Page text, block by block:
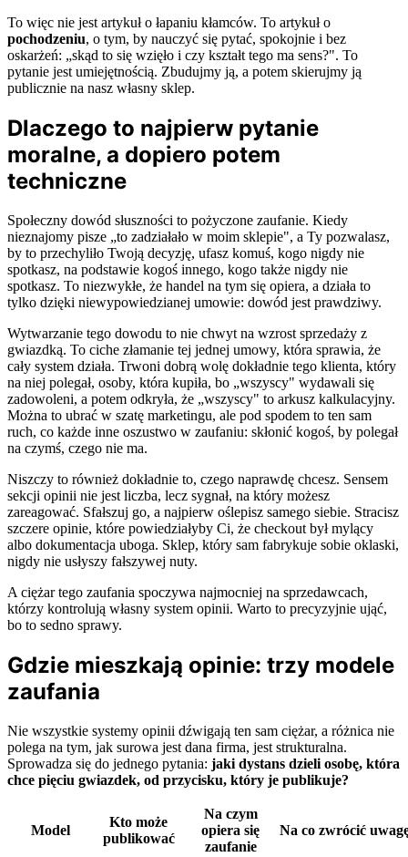
To więc nie jest artykuł o łapaniu kłamców. To artykuł o
pochodzeniu, o tym, by nauczyć się pytać, spokojnie i bez
oskarżeń: „skąd to się wzięło i czy kształt tego ma sens?". To
pytanie jest umiejętnością. Zbudujmy ją, a potem skierujmy ją
publicznie na nasz własny sklep.
Dlaczego to najpierw pytanie
moralne, a dopiero potem
techniczne
Społeczny dowód słuszności to pożyczone zaufanie. Kiedy
nieznajomy pisze „to zadziałało w moim sklepie", a Ty pozwalasz,
by to przechyliło Twoją decyzję, ufasz komuś, kogo nigdy nie
spotkasz, na podstawie kogoś innego, kogo także nigdy nie
spotkasz. To niezwykłe, że handel na tym się opiera, a działa to
tylko dzięki niewypowiedzianej umowie: dowód jest prawdziwy.
Wytwarzanie tego dowodu to nie chwyt na wzrost sprzedaży z
gwiazdką. To ciche złamanie tej jednej umowy, która sprawia, że
cały system działa. Trwoni dobrą wolę dokładnie tego klienta, który
na niej polegał, osoby, która kupiła, bo „wszyscy" wydawali się
zadowoleni, a potem odkryła, że „wszyscy" to arkusz kalkulacyjny.
Można to ubrać w szatę marketingu, ale pod spodem to ten sam
ruch, co każde inne oszustwo w zaufaniu: skłonić kogoś, by polegał
na czymś, czego nie ma.
Niszczy to również dokładnie to, czego naprawdę chcesz. Sensem
sekcji opinii nie jest liczba, lecz sygnał, na który możesz
zareagować. Sfałszuj go, a najpierw oślepisz samego siebie. Stracisz
szczere opinie, które powiedziałyby Ci, że checkout był mylący
albo dokumentacja uboga. Sklep, który sam fabrykuje sobie oklaski,
nigdy nie usłyszy fałszywej nuty.
A ciężar tego zaufania spoczywa najmocniej na sprzedawcach,
którzy kontrolują własny system opinii. Warto to precyzyjnie ująć,
bo to sedno sprawy.
Gdzie mieszkają opinie: trzy modele
zaufania
Nie wszystkie systemy opinii dźwigają ten sam ciężar, a różnica nie
polega na tym, jak surowa jest dana firma, jest strukturalna.
Sprowadza się do jednego pytania: jaki dystans dzieli osobę, która
chce pięciu gwiazdek, od przycisku, który je publikuje?
Model
Kto może
publikować
Na czym
opiera się
zaufanie
Na co zwrócić